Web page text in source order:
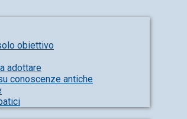
obiettivo
adottare
conoscenze antiche